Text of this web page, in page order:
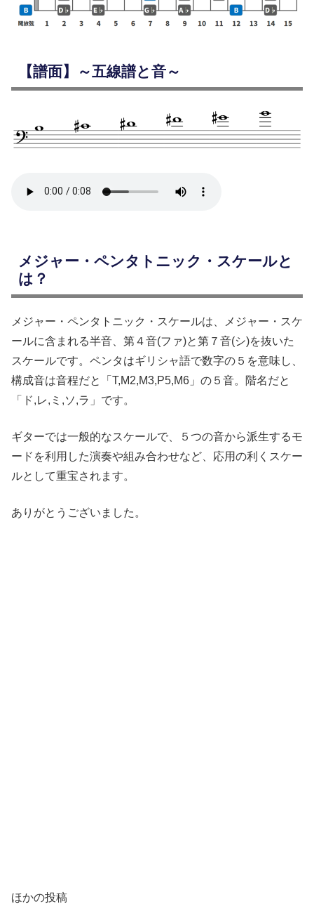
【譜面】～五線譜と音～
メジャー・ペンタトニック・スケールと
は？
メジャー・ペンタトニック・スケールは、メジャー・スケ
ールに含まれる半音、第４音(ファ)と第７音(シ)を抜いた
スケールです。ペンタはギリシャ語で数字の５を意味し、
構成音は音程だと「T,M2,M3,P5,M6」の５音。階名だと
「ド,レ,ミ,ソ,ラ」です。
ギターでは一般的なスケールで、５つの音から派生するモ
ードを利用した演奏や組み合わせなど、応用の利くスケー
ルとして重宝されます。
ありがとうございました。
ほかの投稿